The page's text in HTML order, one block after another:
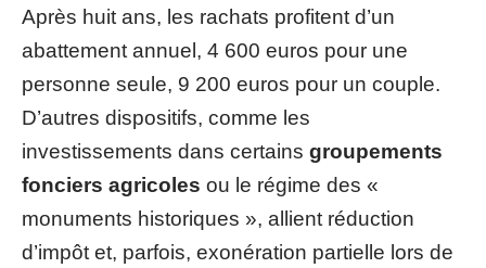
Après huit ans, les rachats profitent d’un
abattement annuel, 4 600 euros pour une
personne seule, 9 200 euros pour un couple.
D’autres dispositifs, comme les
investissements dans certains groupements
fonciers agricoles ou le régime des «
monuments historiques », allient réduction
d’impôt et, parfois, exonération partielle lors de